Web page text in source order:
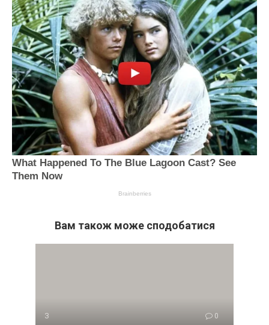
Вам також може сподобатися
З 0